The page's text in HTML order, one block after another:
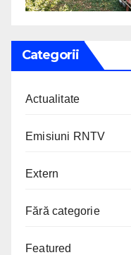
Categorii
Actualitate
Emisiuni RNTV
Extern
Fără categorie
Featured